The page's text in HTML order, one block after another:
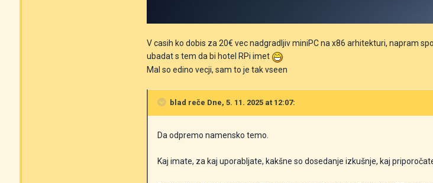
V casih ko dobis za 20€ vec nadgradljiv miniPC na x86 arhitekturi, napram
ubadat s tem da bi hotel RPi imet
Mal so edino vecji, sam to je tak vseen
blad reče Dne, 5. 11. 2025 at 12:07:
Da odpremo namensko temo.
Kaj imate, za kaj uporabljate, kakšne so dosedanje izkušnje, kaj